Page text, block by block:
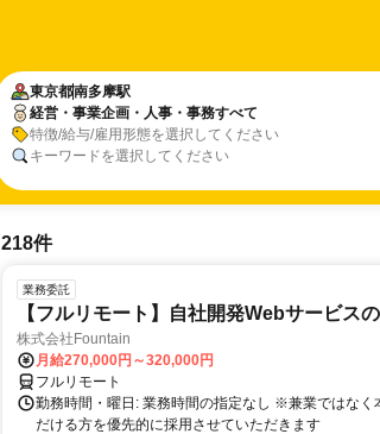
東京都南多摩駅
経営・事業企画・人事・事務すべて
特徴/給与/雇用形態を選択してください
キーワードを選択してください
218件
業務委託
【フルリモート】自社開発Webサービス
株式会社Fountain
月給270,000円～320,000円
フルリモート
勤務時間・曜日: 業務時間の指定なし ※兼業ではなく
だける方を優先的に採用させていただきます